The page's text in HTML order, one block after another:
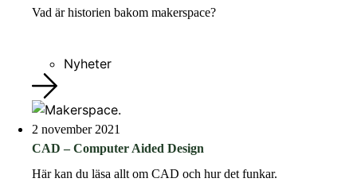
Vad är historien bakom makerspace?
Nyheter
2 november 2021
CAD – Computer Aided Design
Här kan du läsa allt om CAD och hur det funkar.